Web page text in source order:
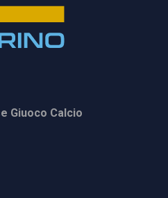
Giuoco Calcio